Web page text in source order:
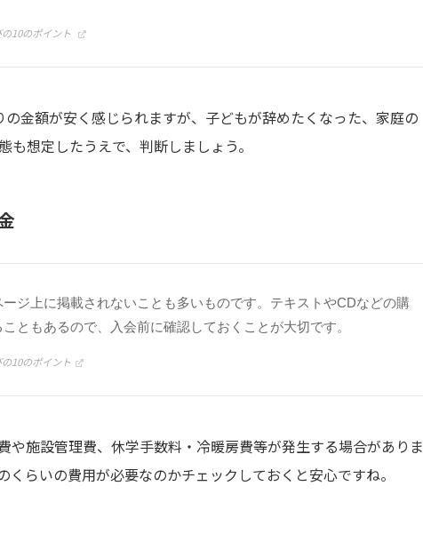
10のポイント
金額が安く感じられますが、子どもが辞めたくなった、家庭の
想定したうえで、判断しましょう。
ジ上に掲載されないことも多いものです。テキストやCDなどの購
ともあるので、入会前に確認しておくことが大切です。
10のポイント
や施設管理費、休学手数料・冷暖房費等が発生する場合がありま
くらいの費用が必要なのかチェックしておくと安心ですね。